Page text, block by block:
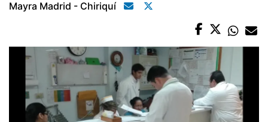
Mayra Madrid - Chiriquí